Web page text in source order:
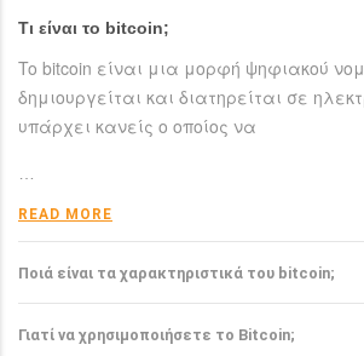
Τι είναι το bitcoin;
To bitcoin είναι μια μορφή ψηφιακού
δημιουργείται και διατηρείται σε
υπάρχει κανείς ο οποίος να
…
READ MORE
Ποιά είναι τα χαρακτηριστικά του bitcoin;
Το bitcoin έχει αρκετά σημαντικά
ξεχωρίζουν από τα ελεγχόμενα-από-
Γιατί να χρησιμοποιήσετε το Bitcoin;